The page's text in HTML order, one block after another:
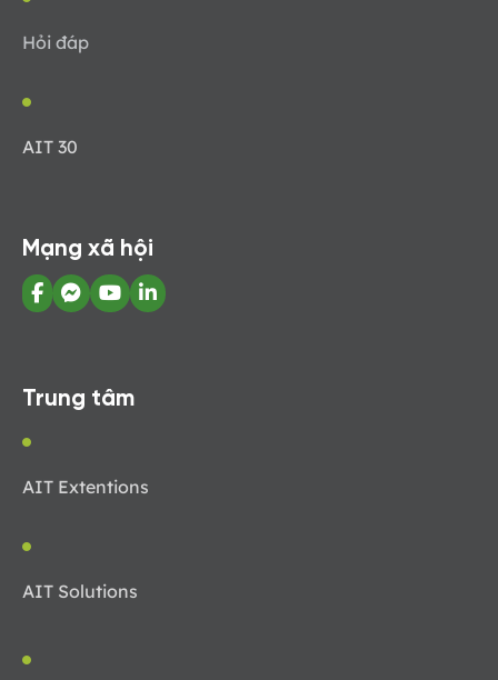
Hỏi đáp
AIT 30
Mạng xã hội
Trung tâm
AIT Extentions
AIT Solutions